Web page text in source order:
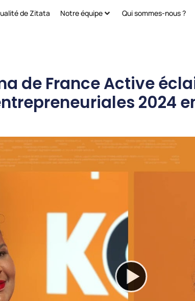
de Zitata Notre équipe
Qui sommes-nous ?
de France Active
2024